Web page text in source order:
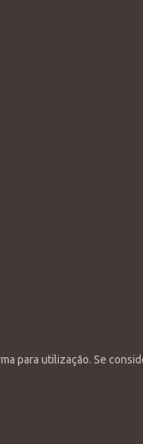
para utilização. Se